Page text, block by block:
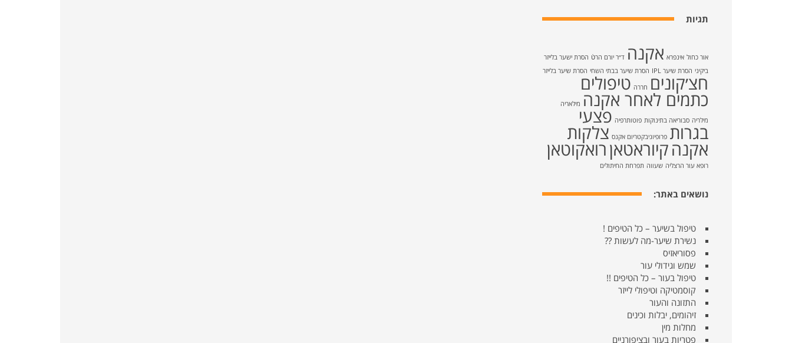
תגיות
אור כחול אינפרא אקנה ד״ר יורם הרטֿ הסרת ישער בלייזר
ביקיני הסרת שיער IPL הסרת שיער בבתי השחי הסרת שיער בלייזר
חצ׳קונים חררה טיפולים
כתמים לאחר אקנה מילאריה
מילריה סבוריאה בתינוקות פוטותרפיה פצעי
בגרות פרופיוניבקטריום אקנס צלקות
אקנהקיוראטאןרואקוטאן
רופא עור הרצליה שעווה תפרחת החיתולים
נושאים באתר:
טיפול בשיער – כל הטיפים !
נשירת שיער-מה לעשות ??
פסוריאזיס
שמש וגידולי עור
טיפול בעור – כל הטיפים !!
קוסמטיקה וטיפולי לייזר
התזונה והעור
זיהומים, יבלות וכינים
מחלות מין
פטריות בעור ובציפורניים